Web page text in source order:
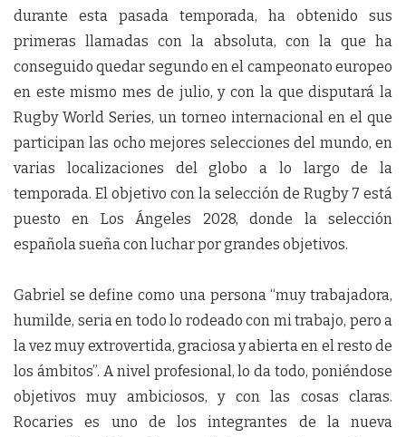
durante esta pasada temporada, ha obtenido sus
primeras llamadas con la absoluta, con la que ha
conseguido quedar segundo en el campeonato europeo
en este mismo mes de julio, y con la que disputará la
Rugby World Series, un torneo internacional en el que
participan las ocho mejores selecciones del mundo, en
varias localizaciones del globo a lo largo de la
temporada. El objetivo con la selección de Rugby 7 está
puesto en Los Ángeles 2028, donde la selección
española sueña con luchar por grandes objetivos.
Gabriel se define como una persona “muy trabajadora,
humilde, seria en todo lo rodeado con mi trabajo, pero a
la vez muy extrovertida, graciosa y abierta en el resto de
los ámbitos”. A nivel profesional, lo da todo, poniéndose
objetivos muy ambiciosos, y con las cosas claras.
Rocaries es uno de los integrantes de la nueva